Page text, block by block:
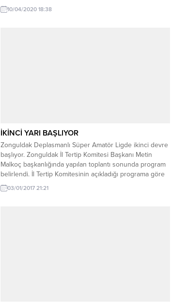
2019-2020 futbol sezonunda dikkatleri üzerine çekmeyi
başaran her takımdan 1’er ismi belirli kriterler
10/04/2020 18:38
İKİNCİ YARI BAŞLIYOR
Zonguldak Deplasmanlı Süper Amatör Ligde ikinci devre
başlıyor. Zonguldak İl Tertip Komitesi Başkanı Metin
Malkoç başkanlığında yapılan toplantı sonunda program
belirlendi. İl Tertip Komitesinin açıkladığı programa göre
Süper Amatör Ligde ve Ereğli 1.Amatör Ligde program
şöyle; Süper Amatör Lig 7 Ocak Cumartesi 13:00 Fener
03/01/2017 21:21